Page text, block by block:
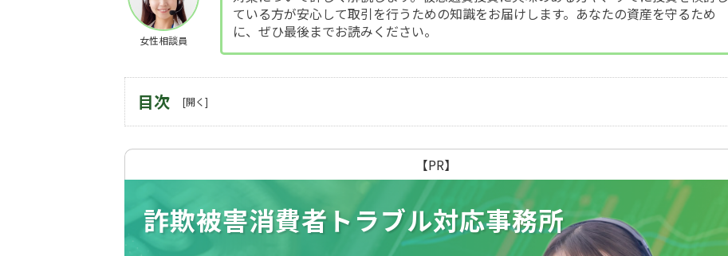
女性相談員
ている方が安心して取引を行うための知識をお届けします。あなたの資産を守るため
に、ぜひ最後までお読みください。
目次
【PR】
詐欺被害消費者トラブル対応事務所